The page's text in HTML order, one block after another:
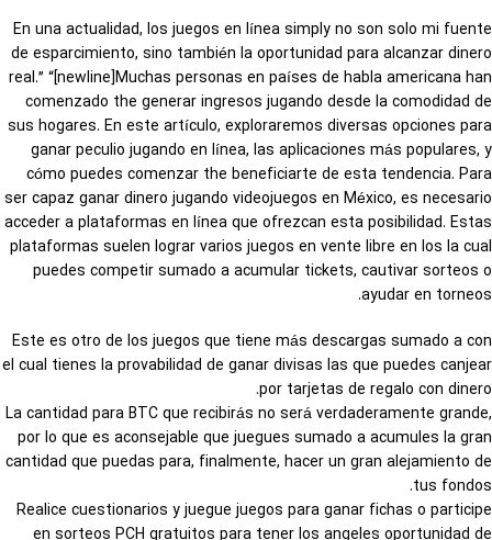
En una actualidad, los juegos en línea simply no son solo mi fuente
de esparcimiento, sino también la oportunidad para alcanzar dinero
real.” “[newline]Muchas personas en países de habla americana han
comenzado the generar ingresos jugando desde la comodidad de
sus hogares. En este artículo, exploraremos diversas opciones para
ganar peculio jugando en línea, las aplicaciones más populares, y
cómo puedes comenzar the beneficiarte de esta tendencia. Para
ser capaz ganar dinero jugando videojuegos en México, es necesario
acceder a plataformas en línea que ofrezcan esta posibilidad. Estas
plataformas suelen lograr varios juegos en vente libre en los la cual
puedes competir sumado a acumular tickets, cautivar sorteos o
ayudar en torneos.
Este es otro de los juegos que tiene más descargas sumado a con
el cual tienes la provabilidad de ganar divisas las que puedes canjear
por tarjetas de regalo con dinero.
La cantidad para BTC que recibirás no será verdaderamente grande,
por lo que es aconsejable que juegues sumado a acumules la gran
cantidad que puedas para, finalmente, hacer un gran alejamiento de
tus fondos.
Realice cuestionarios y juegue juegos para ganar fichas o participe
en sorteos PCH gratuitos para tener los angeles oportunidad de